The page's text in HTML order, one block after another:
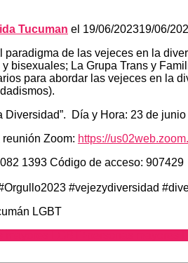
Tucuman el 19/06/202319/06/
paradigma de las vejeces en la
bisexuales; La Grupa Trans y
para abordar las vejeces en la
Diversidad”. Día y Hora: 23 de
Zoom: https://
1393 Código de acceso: 907429
#vejezydiversidad